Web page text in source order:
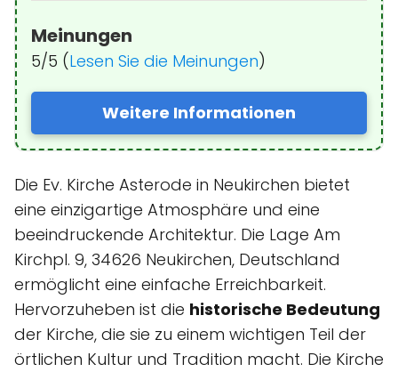
Meinungen
5/5 (Lesen Sie die Meinungen)
Weitere Informationen
Die Ev. Kirche Asterode in Neukirchen bietet
eine einzigartige Atmosphäre und eine
beeindruckende Architektur. Die Lage Am
Kirchpl. 9, 34626 Neukirchen, Deutschland
ermöglicht eine einfache Erreichbarkeit.
Hervorzuheben ist die historische Bedeutung
der Kirche, die sie zu einem wichtigen Teil der
örtlichen Kultur und Tradition macht. Die Kirche